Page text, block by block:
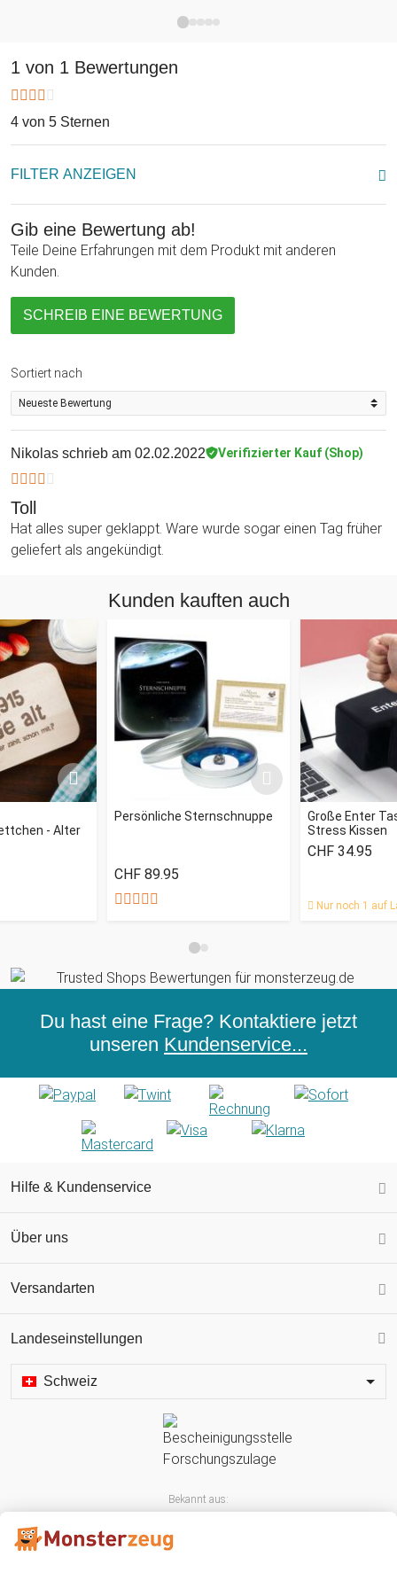
Erinnerung bleiben und bestimmt einen Ehrenplatz im
Blickfang in jedem Einrichtungsstil und wird dank der
individuellen Gestaltung zu einem besonderen Unikat. Viel
mehr kann man zum 80. Geburtstag nicht verschenken!
1 von 1 Bewertungen
4 von 5 Sternen
FILTER ANZEIGEN
Gib eine Bewertung ab!
Teile Deine Erfahrungen mit dem Produkt mit anderen
Kunden.
SCHREIB EINE BEWERTUNG
Sortiert nach
Nikolas schrieb am 02.02.2022 Verifizierter Kauf (Shop)
Toll
Hat alles super geklappt. Ware wurde sogar einen Tag früher
geliefert als angekündigt.
Kunden kauften auch
- Alter
Persönliche Sternschnuppe
CHF 89.95
Große Enter
Stress Kissen
CHF 34.95
Nur noch 1 auf
Du hast eine Frage? Kontaktiere jetzt
unseren Kundenservice...
Hilfe & Kundenservice
Über uns
Versandarten
Landeseinstellungen
Schweiz
Bekannt aus: